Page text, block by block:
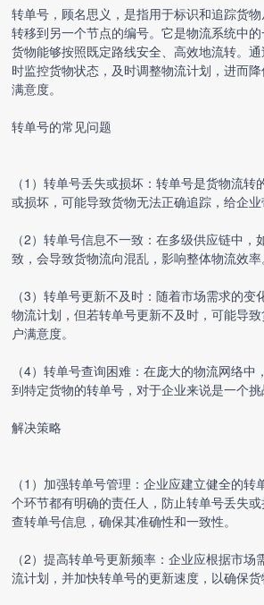
转单号，顾名思义，是指用于标识和追踪货
转移到另一个节点的编号。它是物流系统中
货物能够按照既定路线安全、高效地流转。
时监控货物状态，及时调整物流计划，进而
满意度。
转单号的常见问题
（1）转单号丢失或损坏：转单号是货物流转
或损坏，可能导致货物无法正确追踪，给企业
（2）转单号信息不一致：在多级供应链中，
致，会导致货物流向混乱，影响整体物流效率
（3）转单号更新不及时：随着市场需求的
物流计划，但若转单号更新不及时，可能导
户满意度。
（4）转单号查询困难：在庞大的物流网络中
到特定货物的转单号，对于企业来说是一个挑
解决策略
（1）加强转单号管理：企业应建立健全的
个环节都有明确的责任人，防止转单号丢失
查转单号信息，确保其准确性和一致性。
（2）提高转单号更新频率：企业应根据市场
流计划，并加快转单号的更新速度，以确保货